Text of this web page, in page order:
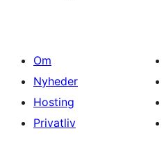
Om
Nyheder
Hosting
Privatliv